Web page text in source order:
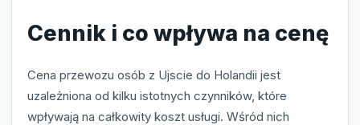
Cennik i co wpływa na cenę
Cena przewozu osób z Ujscie do Holandii jest
uzależniona od kilku istotnych czynników, które
wpływają na całkowity koszt usługi. Wśród nich